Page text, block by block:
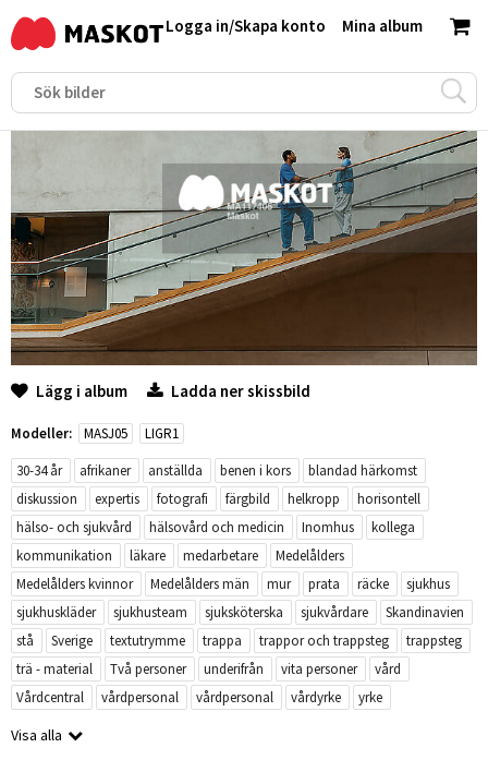
Mina album
Logga in/Skapa konto
Lägg i album Ladda ner skissbild
Modeller: MASJ05
LIGR1
30-34 år
afrikaner anställda benen i kors
blandad härkomst
diskussion
expertis fotografi färgbild helkropp
horisontell
hälso- och sjukvård
hälsovård och medicin Inomhus
kollega
kommunikation
läkare medarbetare
Medelålders
Medelålders kvinnor
Medelålders män mur prata räcke
sjukhus
sjukhuskläder
sjukhusteam sjuksköterska sjukvårdare
Skandinavien
stå
Sverige textutrymme trappa trappor och trappsteg
trappsteg
trä - material
Två personer underifrån vita personer
vård
Vårdcentral
vårdpersonal vårdpersonal vårdyrke yrke
Visa alla